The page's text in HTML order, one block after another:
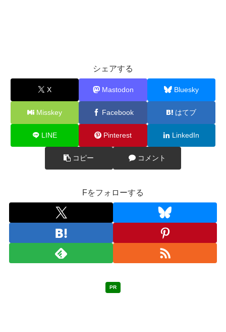
シェアする
X Mastodon Bluesky
Misskey Facebook はてブ
LINE Pinterest LinkedIn
コピー コメント
Fをフォローする
PR